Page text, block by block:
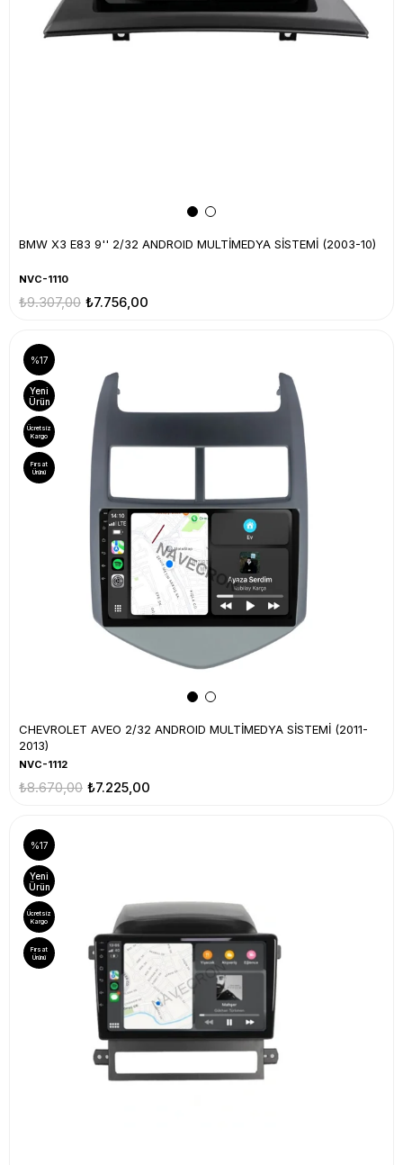
BMW X3 E83 9'' 2/32 ANDROID MULTİMEDYA SİSTEMİ (2003-10)
NVC-1110
₺7.756,00
₺9.307,00
CHEVROLET AVEO 2/32 ANDROID MULTİMEDYA SİSTEMİ (2011-
2013)
NVC-1112
₺7.225,00
₺8.670,00
%17
Yeni
Ürün
Ücretsiz
Kargo
Fırsat
Ürünü
%17
Yeni
Ürün
Ücretsiz
Kargo
Fırsat
Ürünü